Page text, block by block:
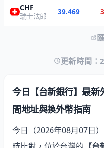
CHF
瑞士法郎
39.469
更新時間
今日【台新銀行】最新
間地址與換外幣指南
今日（2026年08月07日